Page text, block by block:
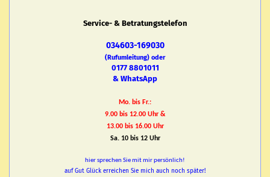
Service- & Betratungstelefon
034603-169030
(Rufumleitung) oder
0177 8801011
& WhatsApp
Mo. bis Fr.:
9.00 bis 12.00 Uhr &
13.00 bis 16.00 Uhr
Sa. 10 bis 12 Uhr
hier sprechen Sie mit mir persönlich!
auf Gut Glück erreichen Sie mich auch noch später!